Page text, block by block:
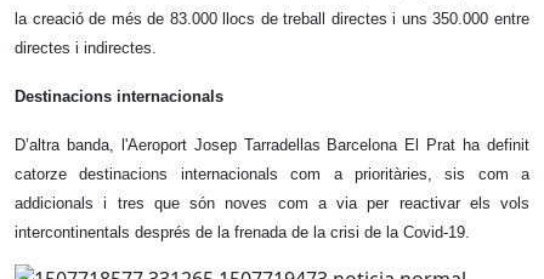
la creació de més de 83.000 llocs de treball directes i uns 350.000 entre
directes i indirectes.
Destinacions internacionals
D’altra banda, l'Aeroport Josep Tarradellas Barcelona El Prat ha definit
catorze destinacions internacionals com a prioritàries, sis com a
addicionals i tres que són noves com a via per reactivar els vols
intercontinentals després de la frenada de la crisi de la Covid-19.